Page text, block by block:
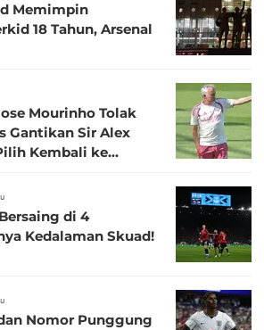
Memimpin
18 Tahun, Arsenal
Mourinho Tolak
Gantikan Sir Alex
Kembali ke
di 4
Kedalaman Skuad!
Nomor Punggung